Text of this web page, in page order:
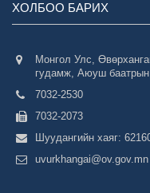
ХОЛБОО БАРИХ
Монгол Улс,
гудамж, Аюуш баатрын
7032-2530
7032-2073
Шуудангийн хаяг:
uvurkhangai@ov.gov.mn